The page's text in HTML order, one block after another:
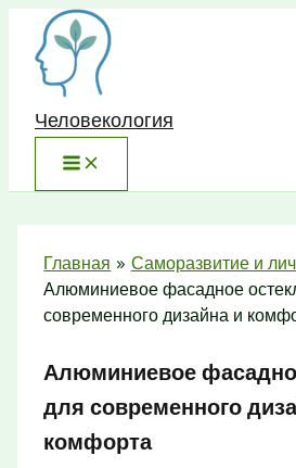
Перейти
содержимому
Человекология
Главная
Саморазвитие и
Алюминиевое фасадное
современного дизайна и
Алюминиевое
для современного
комфорта